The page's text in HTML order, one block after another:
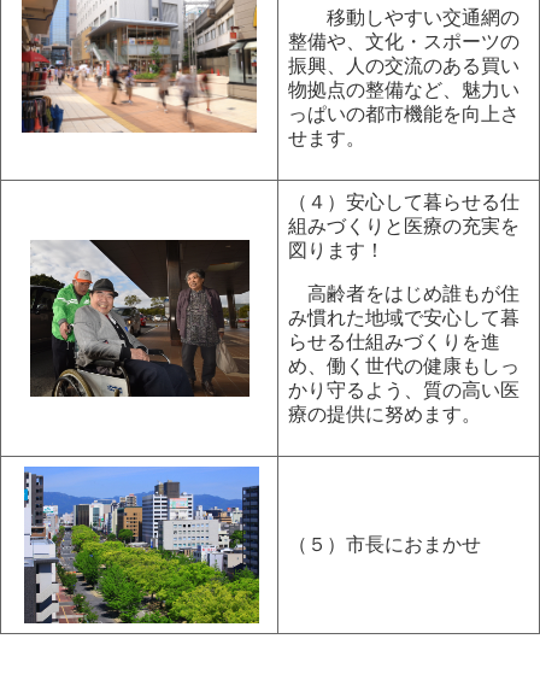
移動しやすい交通網の
整備や、文化・スポーツの
振興、人の交流のある買い
物拠点の整備など、魅力い
っぱいの都市機能を向上さ
せます。
（４）安心して暮らせる仕
組みづくりと医療の充実を
図ります！
高齢者をはじめ誰もが住
み慣れた地域で安心して暮
らせる仕組みづくりを進
め、働く世代の健康もしっ
かり守るよう、質の高い医
療の提供に努めます。
（５）市長におまかせ